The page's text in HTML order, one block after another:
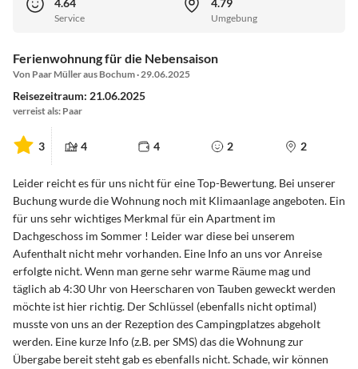
4.64
Service
4.79
Umgebung
Ferienwohnung für die Nebensaison
Von Paar Müller aus Bochum · 29.06.2025
Reisezeitraum: 21.06.2025
verreist als: Paar
3 4 4 2 2
Leider reicht es für uns nicht für eine Top-Bewertung. Bei unserer
Buchung wurde die Wohnung noch mit Klimaanlage angeboten. Ein
für uns sehr wichtiges Merkmal für ein Apartment im
Dachgeschoss im Sommer ! Leider war diese bei unserem
Aufenthalt nicht mehr vorhanden. Eine Info an uns vor Anreise
erfolgte nicht. Wenn man gerne sehr warme Räume mag und
täglich ab 4:30 Uhr von Heerscharen von Tauben geweckt werden
möchte ist hier richtig. Der Schlüssel (ebenfalls nicht optimal)
musste von uns an der Rezeption des Campingplatzes abgeholt
werden. Eine kurze Info (z.B. per SMS) das die Wohnung zur
Übergabe bereit steht gab es ebenfalls nicht. Schade, wir können